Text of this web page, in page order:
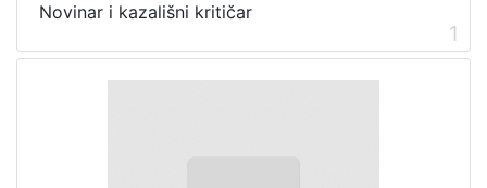
Novinar i kazališni kritičar
1